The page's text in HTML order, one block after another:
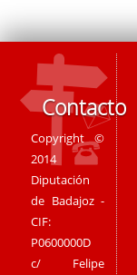
Contacto
Copyright ©
2014
Diputación
de Badajoz -
CIF:
P0600000D
c/ Felipe